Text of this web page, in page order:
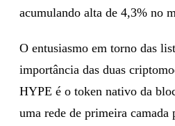
acumulando alta de 4,3% no
O entusiasmo em torno das
importância das duas
HYPE é o token nativo da
uma rede de primeira camada